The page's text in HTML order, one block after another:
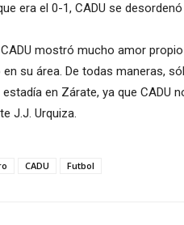
era el 0-1, CADU se
mostró mucho amor
su área. De todas maneras,
en Zárate, ya que CADU
J.J. Urquiza.
CADU Futbol